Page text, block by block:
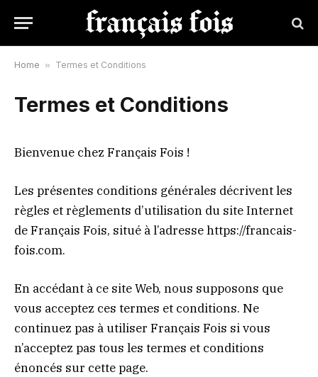
Home » Termes et Conditions
Termes et Conditions
Bienvenue chez Français Fois !
Les présentes conditions générales décrivent les
règles et règlements d’utilisation du site Internet
de Français Fois, situé à l’adresse https://francais-
fois.com.
En accédant à ce site Web, nous supposons que
vous acceptez ces termes et conditions. Ne
continuez pas à utiliser Français Fois si vous
n’acceptez pas tous les termes et conditions
énoncés sur cette page.